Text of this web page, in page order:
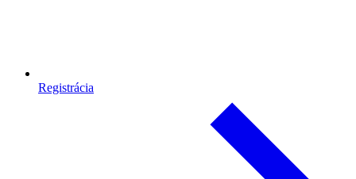
Registrácia